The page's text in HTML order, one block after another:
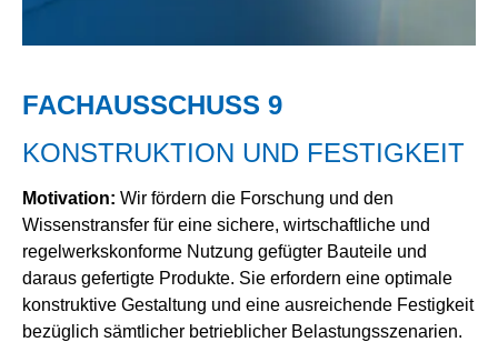
FACHAUSSCHUSS 9
KONSTRUKTION UND FESTIGKEIT
Motivation: Wir fördern die Forschung und den
Wissenstransfer für eine sichere, wirtschaftliche und
regelwerkskonforme Nutzung gefügter Bauteile und
daraus gefertigte Produkte. Sie erfordern eine optimale
konstruktive Gestaltung und eine ausreichende Festigkeit
bezüglich sämtlicher betrieblicher Belastungsszenarien.